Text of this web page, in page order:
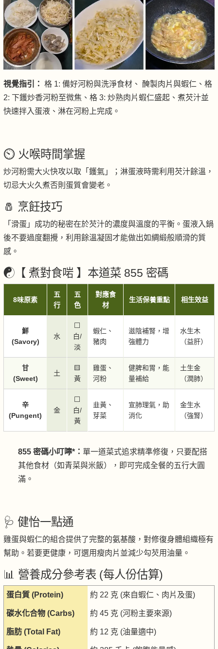
視覺指引： 格 1: 備好河粉與洗淨食材、 醃製肉片與蝦仁、格
2: 下鑊炒香河粉至微焦、格 3: 炒熟肉片蝦仁盛起、煮芡汁並
快速拌入蛋液、淋在河粉上完成。
⏲️ 火喉時間掌握
炒河粉需大火快攻以取「鑊氣」；淋蛋液時需利用芡汁餘溫，
切忌大火久煮否則蛋質會變老。
🧂 烹飪技巧
「滑蛋」成功的秘密在於芡汁的濃度與溫度的平衡。蛋液入鍋
後不要過度翻攪，利用餘溫凝固才能做出如綢緞般順滑的質
感。
☯️【 煮對食啱 】本道菜 855 密碼
8味原素
五
行
五
色
對應食
材
生活保養重點 相生效益
鮮
(Savory)
水
⬜
白/
淡
蝦仁、
豬肉
滋陰補腎，增
強體力
水生木
（益肝）
甘
(Sweet)
土
🟨
黃
雞蛋、
河粉
健脾和胃，能
量補給
土生金
（潤肺）
辛
(Pungent)
金
⬜
白/
黃
韭黃、
芽菜
宣肺理氣，助
消化
金生水
（強腎）
855 密碼小叮嚀*： 單一道菜式追求精準修復，只要配搭
其他食材（如青菜與米飯），即可完成全餐的五行大圓
滿。
🩺 健怡一點通
雞蛋與蝦仁的組合提供了完整的氨基酸，對修復身體組織極有
幫助。若要更健康，可選用瘦肉片並減少勾芡用油量。
📊 營養成分參考表 (每人份估算)
蛋白質 (Protein) 約 22 克 (來自蝦仁、肉片及蛋)
碳水化合物 (Carbs) 約 45 克 (河粉主要來源)
脂肪 (Total Fat) 約 12 克 (油量適中)